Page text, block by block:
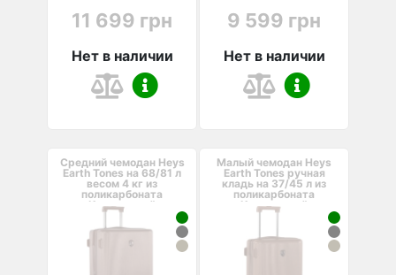
11 699 грн
Нет в наличии
9 599 грн
Нет в наличии
Средний чемодан Heys
Earth Tones на 68/81 л
весом 4 кг из
поликарбоната
Коричневый
Малый чемодан Heys
Earth Tones ручная
кладь на 37/45 л из
поликарбоната
Коричневый